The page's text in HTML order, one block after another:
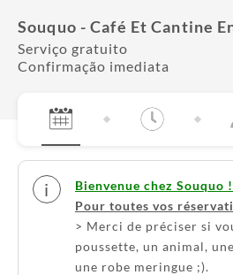
Souquo - Café Et Cantine
Serviço gratuito
Confirmação imediata
i
Bienvenue chez Souquo !
Pour toutes vos
> Merci de préciser si
poussette, un animal,
une robe meringue ;).